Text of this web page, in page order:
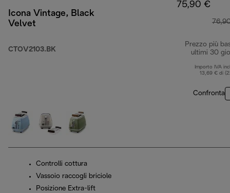
Icona Vintage, Black
Velvet
CTOV2103.BK
75,90 €
Prezzo più
ultimi 30
Importo IVA
13,69 € di
Confronta
Controlli cottura
Vassoio raccogli briciole
Posizione Extra-lift